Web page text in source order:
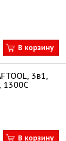
В корзину
3в1,
1300С
В корзину